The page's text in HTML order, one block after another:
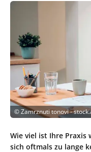
©Zamrznuti tonovi -
Wie viel ist Ihre Praxis
sich oftmals zu lange